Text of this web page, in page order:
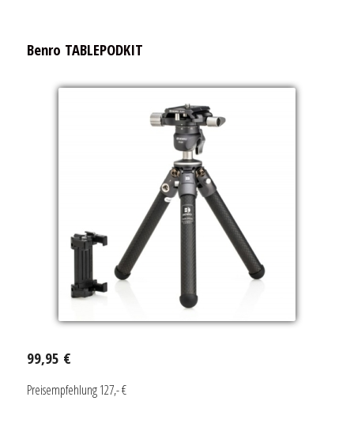
Benro TABLEPODKIT
99,95 €
Preisempfehlung 127,- €